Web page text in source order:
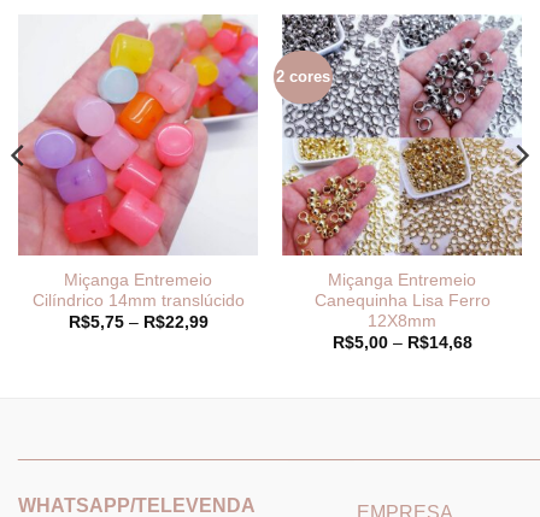
Miçanga Entremeio
Cilíndrico 14mm translúcido
R$5,75 – R$22,99Faixa
2 cores
Miçanga Entremeio
Canequinha Lisa Ferro
12X8mm
R$5,00 – R$14,68Faixa
WHATSAPP/TELEVENDA
EMPRESA